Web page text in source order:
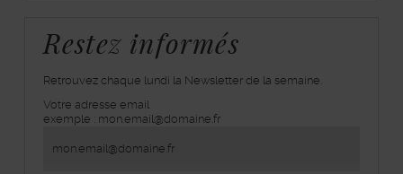
Restez informés
Retrouvez chaque lundi la Newsletter de la semaine.
inscrivez-
vous
Votre adresse email
exemple : mon.email@domaine.fr